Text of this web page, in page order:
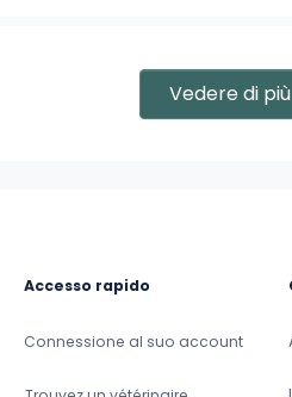
Vedere di più
Accesso rapido
Connessione al suo account